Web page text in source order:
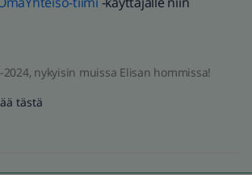
nykyisin muissa Elisan hommissa!
tästä